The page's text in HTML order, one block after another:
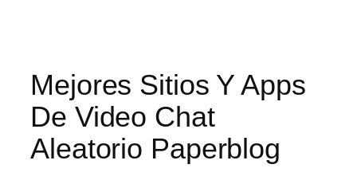
Mejores Sitios Y Apps
De Video Chat
Aleatorio Paperblog